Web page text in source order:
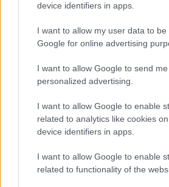
device identifiers in apps.
I want to allow my user data to be
Google for online advertising
I want to allow Google to send me
personalized advertising.
I want to allow Google to enable
related to analytics like cookies
device identifiers in apps.
I want to allow Google to enable
related to functionality of the